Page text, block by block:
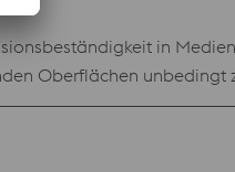
in
Oberflächen unbedingt
und Kraftwerksbau.
ist eine